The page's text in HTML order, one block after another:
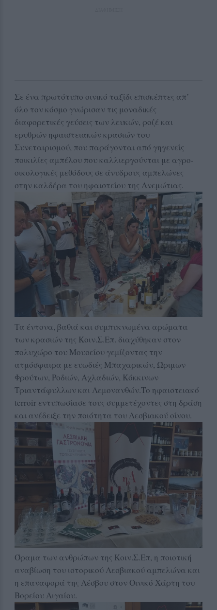
Σε ένα πρωτότυπο οινικό ταξίδι επισκέπτες απ’
όλο τον κόσμο γνώρισαν τις μοναδικές
διαφορετικές γεύσεις των λευκών, ροζέ και
ερυθρών ηφαιστειακών κρασιών του
Συνεταιρισμού, που παράγονται από γηγενείς
ποικιλίες αμπέλου που καλλιεργούνται με αγρο-
οικολογικές μεθόδους σε άνυδρους αμπελώνες
στην καλδέρα του ηφαιστείου της Ανεμώτιας.
Τα έντονα, βαθιά και συμπυκνωμένα αρώματα
των κρασιών της Κοιν.Σ.Επ. διαχύθηκαν στον
πολυχώρο του Μουσείου γεμίζοντας την
ατμόσφαιρα με ευωδιές Μπαχαρικών, Ώριμων
Φρούτων, Ροδιών, Αχλαδιών, Κόκκινων
Τριαντάφυλλων και Λεμονανθών.Το ηφαιστειακό
terroir εντυπωσίασε τους συμμετέχοντες στη δράση
και ανέδειξε την ποιότητα του Λεσβιακού οίνου.
Όραμα των ανθρώπων της Κοιν.Σ.Επ, η ποιοτική
αναβίωση του ιστορικού Λεσβιακού αμπελώνα και
η επαναφορά της Λέσβου στον Οινικό Χάρτη του
Βορείου Αιγαίου.